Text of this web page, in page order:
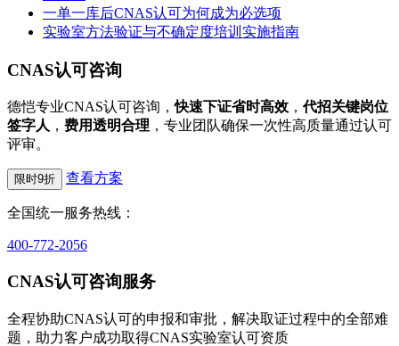
一单一库后CNAS认可为何成为必选项
实验室方法验证与不确定度培训实施指南
CNAS认可咨询
德恺专业CNAS认可咨询，快速下证省时高效 ，代招关键岗位
签字人 ， 费用透明合理 ，专业团队确保一次性高质量通过认可
评审。
限时9折 查看方案
全国统一服务热线：
400-772-2056
CNAS认可咨询服务
全程协助CNAS认可的申报和审批，解决取证过程中的全部难
题，助力客户成功取得CNAS实验室认可资质